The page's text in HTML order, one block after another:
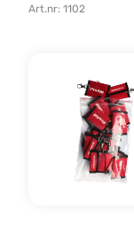
Art.nr: 1102